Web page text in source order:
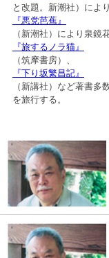
と改題。新潮社）によ
『悪党芭蕉』
（新潮社）により泉鏡
『旅するノラ猫』
（筑摩書房）、
『下り坂繁昌記』
（新講社）など著書
を旅行する。
2009/10/27
2009/10/25